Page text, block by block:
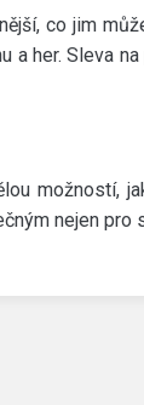
co jim
her. Sleva
možností,
nejen pro